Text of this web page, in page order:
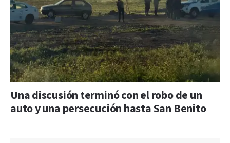
Una discusión terminó con el robo de un
auto y una persecución hasta San Benito